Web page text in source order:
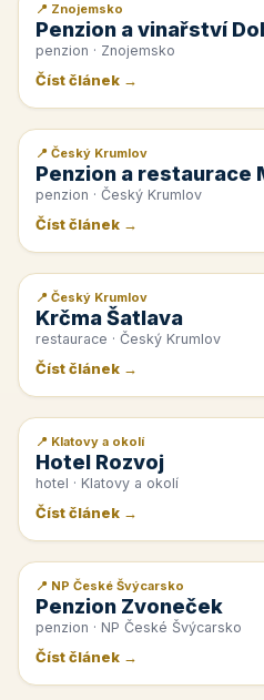
📰 PR článek
📍 Znojemsko
Penzion a vinařství
penzion · Znojemsko
Číst článek →
📰 PR článek
📍 Český Krumlov
Penzion a restaurace
penzion · Český Krumlov
Číst článek →
📰 PR článek
📍 Český Krumlov
Krčma Šatlava
restaurace · Český Krumlov
Číst článek →
📰 PR článek
📍 Klatovy a okolí
Hotel Rozvoj
hotel · Klatovy a okolí
Číst článek →
📰 PR článek
📍 NP České Švýcarsko
Penzion Zvoneček
penzion · NP České Švýcarsko
Číst článek →